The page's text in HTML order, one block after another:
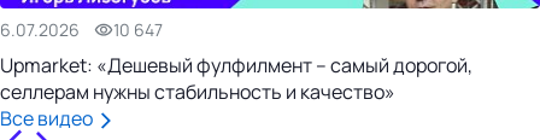
6.07.2026 10 647
Upmarket: «Дешевый фулфилмент – самый дорогой,
селлерам нужны стабильность и качество»
Все видео